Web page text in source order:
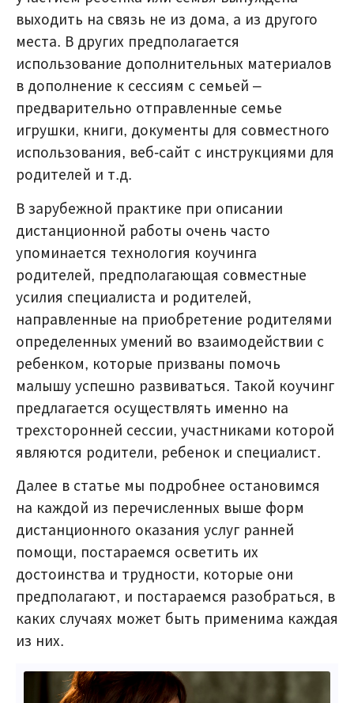
выходить на связь не из дома, а из другого
места. В других предполагается
использование дополнительных материалов
в дополнение к сессиям с семьей –
предварительно отправленные семье
игрушки, книги, документы для совместного
использования, веб-сайт с инструкциями для
родителей и т.д.
В зарубежной практике при описании
дистанционной работы очень часто
упоминается технология коучинга
родителей, предполагающая совместные
усилия специалиста и родителей,
направленные на приобретение родителями
определенных умений во взаимодействии с
ребенком, которые призваны помочь
малышу успешно развиваться. Такой коучинг
предлагается осуществлять именно на
трехсторонней сессии, участниками которой
являются родители, ребенок и специалист.
Далее в статье мы подробнее остановимся
на каждой из перечисленных выше форм
дистанционного оказания услуг ранней
помощи, постараемся осветить их
достоинства и трудности, которые они
предполагают, и постараемся разобраться, в
каких случаях может быть применима каждая
из них.